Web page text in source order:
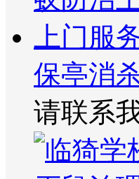
保亭消
请联系